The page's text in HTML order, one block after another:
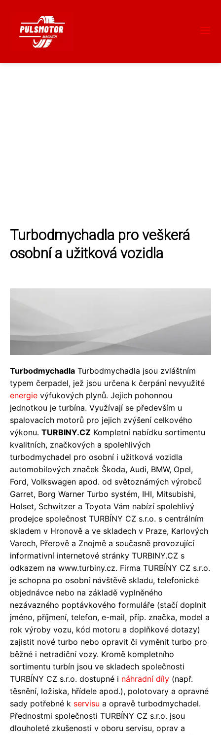
Turbodmychadla pro veškerá
osobní a užitková vozidla
Turbodmychadla Turbodmychadla jsou zvláštním
typem čerpadel, jež jsou určena k čerpání nevyužité
energie výfukových plynů. Jejich pohonnou
jednotkou je turbína. Využívají se především u
spalovacích motorů pro jejich zvýšení celkového
výkonu. TURBINY.CZ Kompletní nabídku sortimentu
kvalitních, značkových a spolehlivých
turbodmychadel pro osobní i užitková vozidla
automobilových značek Škoda, Audi, BMW, Opel,
Ford, Volkswagen apod. od světoznámých výrobců
Garret, Borg Warner Turbo systém, IHI, Mitsubishi,
Holset, Schwitzer a Toyota Vám nabízí spolehlivý
prodejce společnost TURBÍNY CZ s.r.o. s centrálním
skladem v Hronově a ve skladech v Praze, Karlových
Varech, Přerově a Znojmě a současně provozující
informativní internetové stránky TURBINY.CZ s
odkazem na www.turbiny.cz. Firma TURBÍNY CZ s.r.o.
je schopna po osobní návštěvě skladu, telefonické
objednávce nebo na základě vyplněného
nezávazného poptávkového formuláře (stačí doplnit
jméno, příjmení, telefon, e-mail, příp. značka, model a
rok výroby vozu, kód motoru a doplňkové dotazy)
zajistit nové turbo nebo opravit či vyměnit turbo pro
běžné i netradiční vozy. Kromě kompletního
sortimentu turbín jsou ve skladech společnosti
TURBÍNY CZ s.r.o. dostupné i náhradní díly (např.
těsnění, ložiska, hřídele apod.), polotovary a opravné
sady potřebné k servisu a opravě turbodmychadel.
Přednostmi společnosti TURBÍNY CZ s.r.o. jsou
dlouholeté zkušenosti v oboru servisu, oprav a